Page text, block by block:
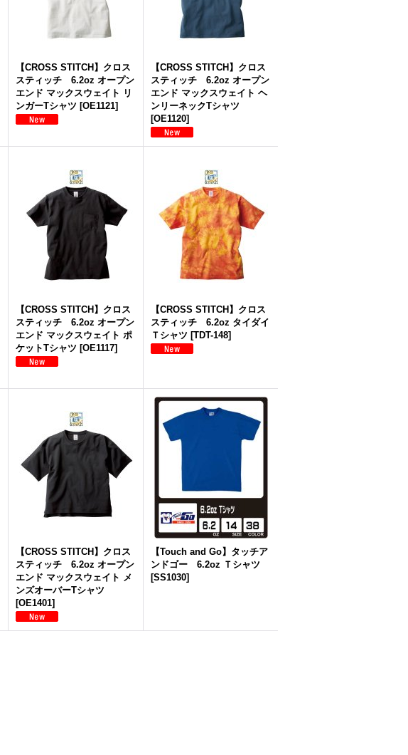
【CROSS STITCH】クロス
スティッチ 6.2oz オープン
エンド マックスウェイト リ
ンガーTシャツ [OE1121]
【CROSS STITCH】クロス
スティッチ 6.2oz オープン
エンド マックスウェイト ヘ
ンリーネックTシャツ
[OE1120]
【CROSS STITCH】クロス
スティッチ 6.2oz オープン
エンド マックスウェイト ポ
ケットTシャツ [OE1117]
【CROSS STITCH】クロス
スティッチ 6.2oz タイダイ
Ｔシャツ [TDT-148]
【CROSS STITCH】クロス
スティッチ 6.2oz オープン
エンド マックスウェイト メ
ンズオーバーTシャツ
[OE1401]
【Touch and Go】タッチア
ンドゴー 6.2oz Ｔシャツ
[SS1030]